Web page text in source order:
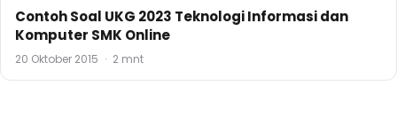
Contoh Soal UKG 2023 Teknologi Informasi dan
Komputer SMK Online
20 Oktober 2015 · 2 mnt